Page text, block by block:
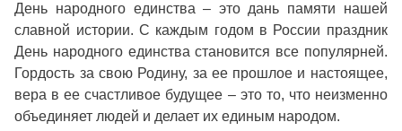
День народного единства – это дань памяти нашей
славной истории. С каждым годом в России праздник
День народного единства становится все популярней.
Гордость за свою Родину, за ее прошлое и настоящее,
вера в ее счастливое будущее – это то, что неизменно
объединяет людей и делает их единым народом.